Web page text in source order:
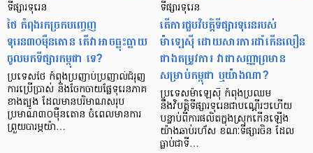
ទីផ្សារទុរេន
ថៃ កំពុងរកច្រកបញ្ចេញ
ទុរេន៣០ម៉ឺនតោន តើវាអាចធ្លុះធ្លាយ
ចូលមកទីផ្សារកម្ពុជា ទេ?
ប្រទេសថៃ កំពុងប្រញាប់ប្រញាល់ជំរុញ
ការប្រើប្រាស់ និងចែកចាយផ្លែទុរេនភាគ
ខាងត្បូង ដែលមានបរិមាណសរុប
ប្រមាណ៣០ម៉ឺនតោន ចំពេលមានការ
ព្រួយបារម្ភយ៉ា…
ទីផ្សារទុរេន
តើការជួបវិបត្តិទីផ្សារទុរេនរបស់
ម៉ាឡេស៊ី ដោយសារការដាំកើនលឿន
ជាង​តម្រូវការ វាជាសញ្ញាព្រមាន
សម្រាប់កម្ពុជា ឬយ៉ាងណា?
ប្រទេសម៉ាឡេស៊ី កំពុង​ប្រឈម
នឹងវិបត្តិទីផ្សារទុរេនជាបណ្តើរៗហើយ
បន្ទាប់ពីការផលិតក្នុងស្រុកកើនឡើង
យ៉ាងឆាប់​រហ័ស ខណៈទីផ្សារចិន ដែល
ធ្លាប់ជាទី…